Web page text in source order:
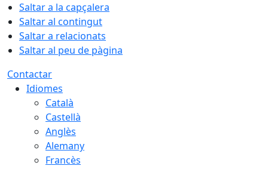
Saltar a la capçalera
Saltar al contingut
Saltar a relacionats
Saltar al peu de pàgina
Contactar
Idiomes
Català
Castellà
Anglès
Alemany
Francès